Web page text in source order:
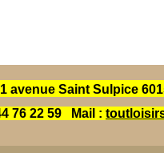
1 avenue Saint Sulpice
76 22 59 Mail :